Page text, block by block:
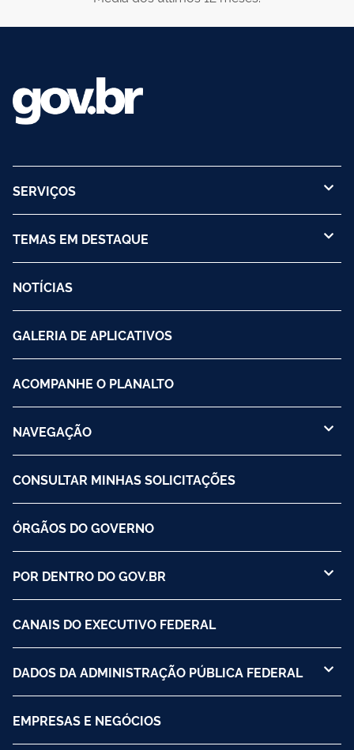
SERVIÇOS
TEMAS EM DESTAQUE
NOTÍCIAS
GALERIA DE APLICATIVOS
ACOMPANHE O PLANALTO
NAVEGAÇÃO
CONSULTAR MINHAS SOLICITAÇÕES
ÓRGÃOS DO GOVERNO
POR DENTRO DO GOV.BR
CANAIS DO EXECUTIVO FEDERAL
DADOS DA ADMINISTRAÇÃO PÚBLICA FEDERAL
EMPRESAS E NEGÓCIOS